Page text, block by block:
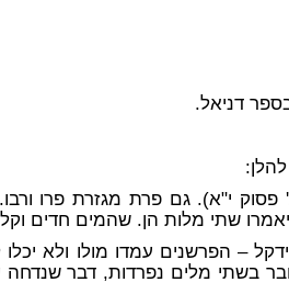
דניאל.
פסוק י"א). גם פרת מגזרת פרו
שתי מלות הן. שהמים חדים
– הפרשנים עמדו מולו ולא יכלו
בשתי מלים נפרדות, דבר שנדחה